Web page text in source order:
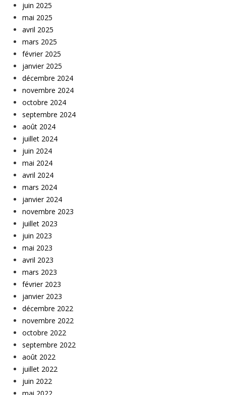
juin 2025
mai 2025
avril 2025
mars 2025
février 2025
janvier 2025
décembre 2024
novembre 2024
octobre 2024
septembre 2024
août 2024
juillet 2024
juin 2024
mai 2024
avril 2024
mars 2024
janvier 2024
novembre 2023
juillet 2023
juin 2023
mai 2023
avril 2023
mars 2023
février 2023
janvier 2023
décembre 2022
novembre 2022
octobre 2022
septembre 2022
août 2022
juillet 2022
juin 2022